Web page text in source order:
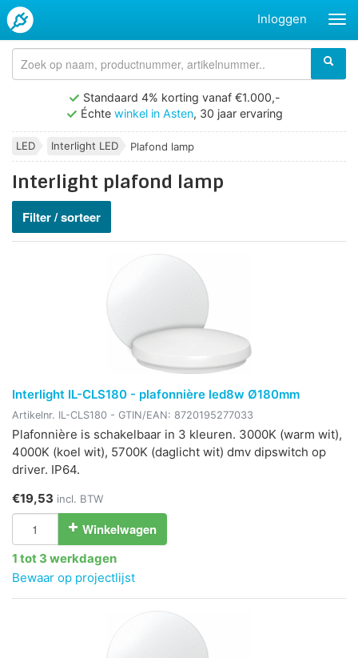
Inloggen
Standaard 4% korting vanaf €1.000,-
Échte winkel in Asten, 30 jaar ervaring
LED Interlight LED Plafond lamp
Interlight plafond lamp
Filter / sorteer
Interlight IL-CLS180 - plafonnière led8w Ø180mm
Artikelnr. IL-CLS180 - GTIN/EAN: 8720195277033
Plafonnière is schakelbaar in 3 kleuren. 3000K (warm wit),
4000K (koel wit), 5700K (daglicht wit) dmv dipswitch op
driver. IP64.
€19,53 incl. BTW
Winkelwagen
1 tot 3 werkdagen
Bewaar op projectlijst